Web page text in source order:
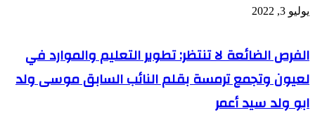
يوليو 3, 2022
الفرص الضائعة لا تنتظر: تطوير التعليم والموارد في
لعيون وتجمع ترمسة بقلم النائب السابق موسى ولد
ابو ولد سيد أعمر